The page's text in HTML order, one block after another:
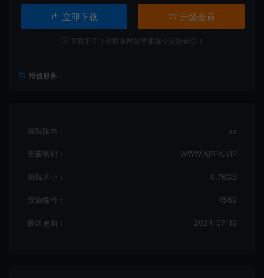
立即下载 升级会员
下载不了？请联系网站客服提交链接错误！
增值服务：
游戏版本： xx
安装密码： WWW.APPK.VIP
游戏大小： 0.76GB
资源编号： 4569
最近更新： 2024-07-19